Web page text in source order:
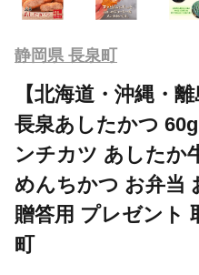
静岡県 長泉町
【北海道・沖縄・
長泉あしたかつ
ンチカツ あしたか
めんちかつ お弁当
贈答用 プレゼント
町